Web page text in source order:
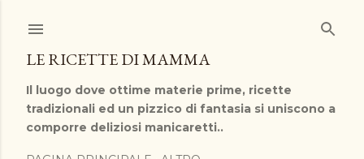
LE RICETTE DI MAMMA
Il luogo dove ottime materie prime, ricette
tradizionali ed un pizzico di fantasia si uniscono a
comporre deliziosi manicaretti..